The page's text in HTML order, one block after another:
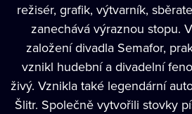
režisér, grafik, výtvarník,
zanechává výraznou stopu.
založení divadla Semafor,
vznikl hudební a divadelní
živý. Vznikla také legendární
Šlitr. Společně vytvořili stovky